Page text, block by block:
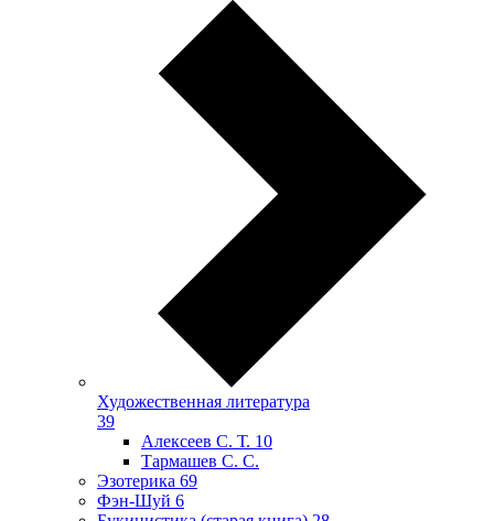
Художественная литература
39
Алексеев С. Т. 10
Тармашев С. С.
Эзотерика 69
Фэн-Шуй 6